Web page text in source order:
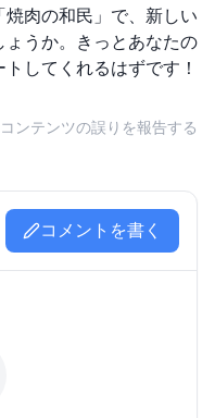
肉の和民」で、新しい
うか。きっとあなたの
してくれるはずです！
コンテンツの誤りを報告する
コメントを書く